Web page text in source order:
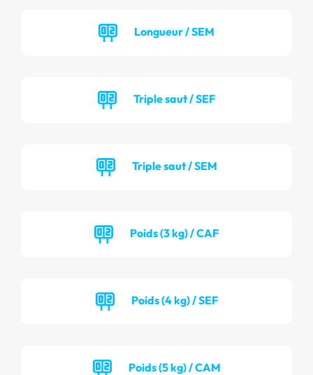
Longueur / SEM
Triple saut / SEF
Triple saut / SEM
Poids (3 kg) / CAF
Poids (4 kg) / SEF
Poids (5 kg) / CAM